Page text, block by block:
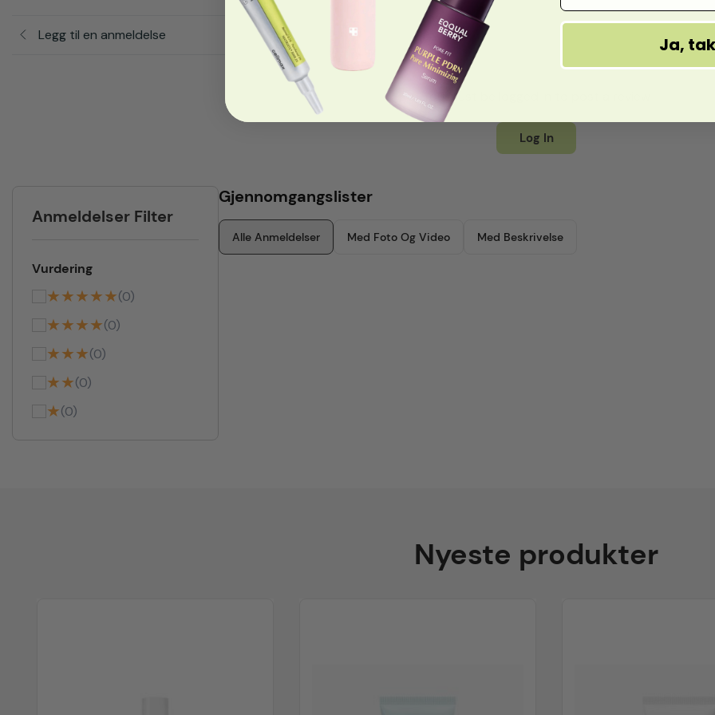
Legg til en anmeldelse
You must be logged in to post a review
Log In
Anmeldelser Filter
Vurdering
★★★★★(0)
★★★★(0)
★★★(0)
★★(0)
★(0)
Gjennomgangslister
Alle Anmeldelser Med Foto Og Video Med Beskrivelse
Nyeste produkter
Ja,